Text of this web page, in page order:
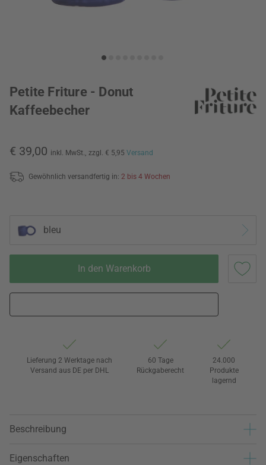
Petite Friture - Donut
Kaffeebecher
€ 39,00 inkl. MwSt., zzgl. € 5,95 Versand
Gewöhnlich versandfertig in: 2 bis 4 Wochen
bleu
In den Warenkorb
Lieferung 2 Werktage nach
Versand aus DE per DHL
60 Tage
Rückgaberecht
24.000
Produkte
lagernd
Beschreibung
Eigenschaften